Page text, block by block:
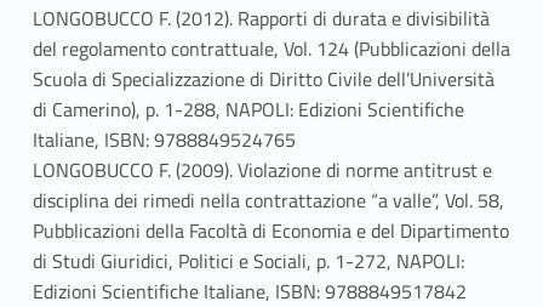
LONGOBUCCO F. (2012). Rapporti di durata e divisibilità
del regolamento contrattuale, Vol. 124 (Pubblicazioni della
Scuola di Specializzazione di Diritto Civile dell’Università
di Camerino), p. 1-288, NAPOLI: Edizioni Scientifiche
Italiane, ISBN: 9788849524765
LONGOBUCCO F. (2009). Violazione di norme antitrust e
disciplina dei rimedi nella contrattazione “a valle”, Vol. 58,
Pubblicazioni della Facoltà di Economia e del Dipartimento
di Studi Giuridici, Politici e Sociali, p. 1-272, NAPOLI:
Edizioni Scientifiche Italiane, ISBN: 9788849517842